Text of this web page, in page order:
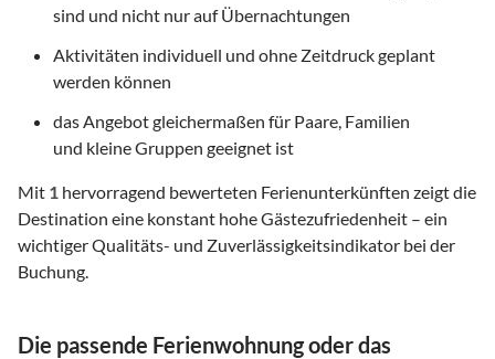
sind und nicht nur auf Übernachtungen
Aktivitäten individuell und ohne Zeitdruck geplant
werden können
das Angebot gleichermaßen für Paare, Familien
und kleine Gruppen geeignet ist
Mit 1 hervorragend bewerteten Ferienunterkünften zeigt die
Destination eine konstant hohe Gästezufriedenheit – ein
wichtiger Qualitäts- und Zuverlässigkeitsindikator bei der
Buchung.
Die passende Ferienwohnung oder das